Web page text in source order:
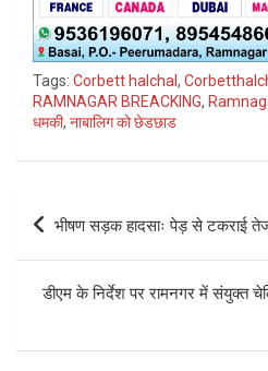
Tags: Corbett halchal ,
RAMNAGAR BREACKING,
धमकी, नाबालिग को छेडछाड
Post
navigation
भीषण सड़क हादसाः पेड़ से टकराई
डीएम के निर्देश पर रामनगर में संयुक्त